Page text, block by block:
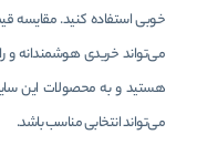
خوبی استفاده کنید. مقایسه
می‌تواند خریدی هوشمندانه و
هستید و به محصولات این
می‌تواند انتخابی مناسب باشد.